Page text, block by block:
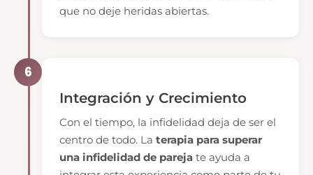
que no deje heridas abiertas.
6
Integración y Crecimiento
Con el tiempo, la infidelidad deja de ser el
centro de todo. La terapia para superar
una infidelidad de pareja te ayuda a